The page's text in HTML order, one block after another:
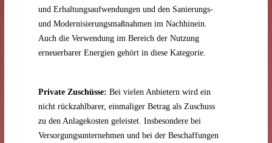
und Erhaltungsaufwendungen und den Sanierungs-
und Modernisierungsmaßnahmen im Nachhinein.
Auch die Verwendung im Bereich der Nutzung
erneuerbarer Energien gehört in diese Kategorie.
Private Zuschüsse: Bei vielen Anbietern wird ein
nicht rückzahlbarer, einmaliger Betrag als Zuschuss
zu den Anlagekosten geleistet. Insbesondere bei
Versorgungsunternehmen und bei der Beschaffungen